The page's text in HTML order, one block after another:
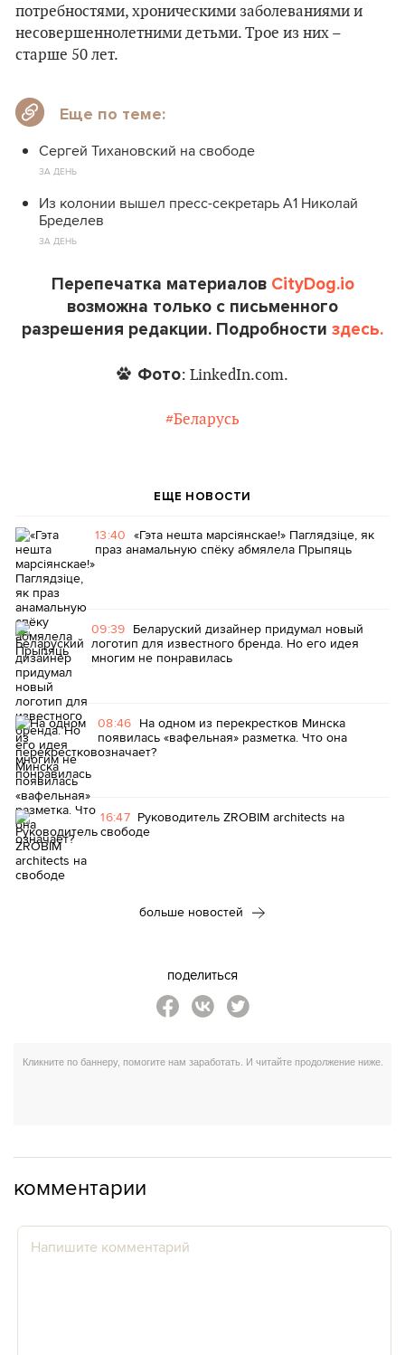
потребностями, хроническими заболеваниями и
несовершеннолетними детьми. Трое из них –
старше 50 лет.
Еще по теме:
Сергей Тихановский на свободе
ЗА ДЕНЬ
Из колонии вышел пресс-секретарь А1 Николай
Бределев
ЗА ДЕНЬ
Перепечатка материалов CityDog.io
возможна только с письменного
разрешения редакции. Подробности здесь.
Фото: LinkedIn.com.
#Беларусь
ЕЩЕ НОВОСТИ
13:40 «Гэта нешта марсіянскае!» Паглядзіце, як
праз анамальную спёку абмялела Прыпяць
09:39 Беларуский дизайнер придумал новый
логотип для известного бренда. Но его идея
многим не понравилась
08:46 На одном из перекрестков Минска
появилась «вафельная» разметка. Что она
означает?
16:47 Руководитель ZROBIM architects на
свободе
больше новостей
поделиться
комментарии